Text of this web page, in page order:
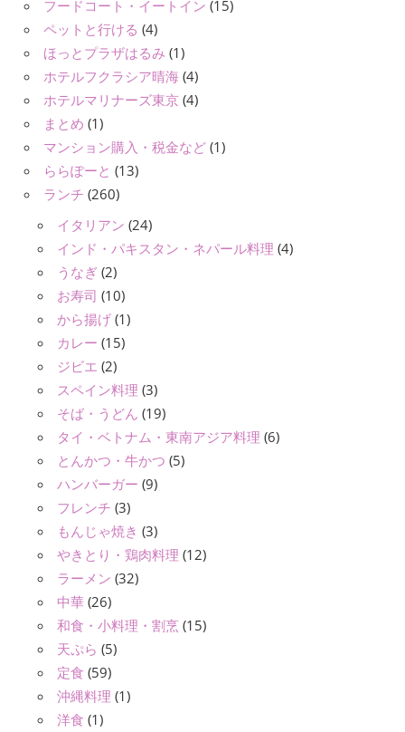
フードコート・イートイン (15)
ペットと行ける (4)
ほっとプラザはるみ (1)
ホテルフクラシア晴海 (4)
ホテルマリナーズ東京 (4)
まとめ (1)
マンション購入・税金など (1)
ららぽーと (13)
ランチ (260)
イタリアン (24)
インド・パキスタン・ネパール料理 (4)
うなぎ (2)
お寿司 (10)
から揚げ (1)
カレー (15)
ジビエ (2)
スペイン料理 (3)
そば・うどん (19)
タイ・ベトナム・東南アジア料理 (6)
とんかつ・牛かつ (5)
ハンバーガー (9)
フレンチ (3)
もんじゃ焼き (3)
やきとり・鶏肉料理 (12)
ラーメン (32)
中華 (26)
和食・小料理・割烹 (15)
天ぷら (5)
定食 (59)
沖縄料理 (1)
洋食 (1)